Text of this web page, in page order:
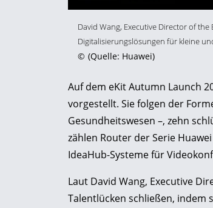
David Wang, Executive Director of
Digitalisierungslösungen für kleine
© (Quelle: Huawei)
Auf dem eKit Autumn Launch
vorgestellt. Sie folgen der
Gesundheitswesen –, zehn
zählen Router der Serie
IdeaHub-Systeme für
Laut David Wang, Executive
Talentlücken schließen, indem